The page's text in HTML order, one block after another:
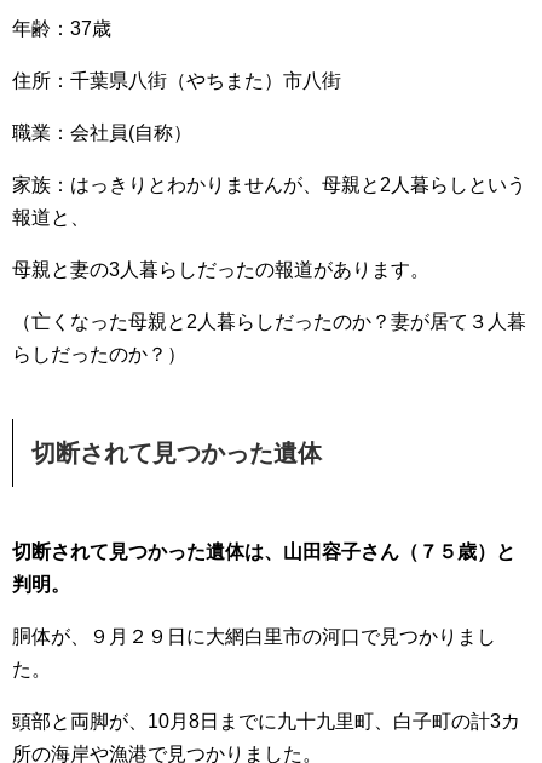
年齢：37歳
住所：千葉県八街（やちまた）市八街
職業：会社員(自称）
家族：はっきりとわかりませんが、母親と2人暮らしという
報道と、
母親と妻の3人暮らしだったの報道があります。
（亡くなった母親と2人暮らしだったのか？妻が居て３人暮
らしだったのか？）
切断されて見つかった遺体
切断されて見つかった遺体は、山田容子さん（７５歳）と
判明。
胴体が、９月２９日に大網白里市の河口で見つかりまし
た。
頭部と両脚が、10月8日までに九十九里町、白子町の計3カ
所の海岸や漁港で見つかりました。